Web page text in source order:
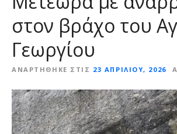
στον βράχο του
Γεωργίου
ΑΝΑΡΤΉΘΗΚΕ ΣΤΙΣ 23 ΑΠΡΙΛΊΟΥ, 2026